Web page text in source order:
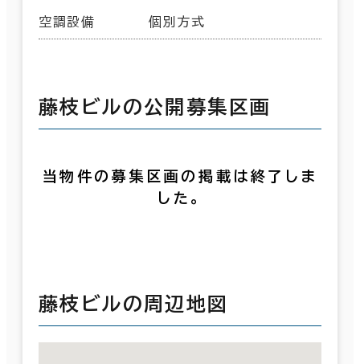
空調設備 個別方式
藤枝ビルの公開募集区画
当物件の募集区画の掲載は終了しま
した。
藤枝ビルの周辺地図